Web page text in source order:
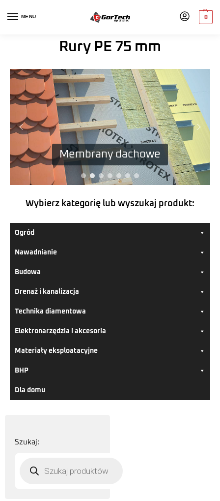
MENU 0
Rury PE 75 mm
Membrany dachowe
Wybierz kategorię lub wyszukaj produkt:
Ogród
Nawadnianie
Budowa
Drenaż i kanalizacja
Technika diamentowa
Elektronarzędzia i akcesoria
Materiały eksploatacyjne
BHP
Dla domu
Szukaj: